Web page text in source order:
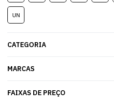
UN
CATEGORIA
MARCAS
FAIXAS DE PREÇO